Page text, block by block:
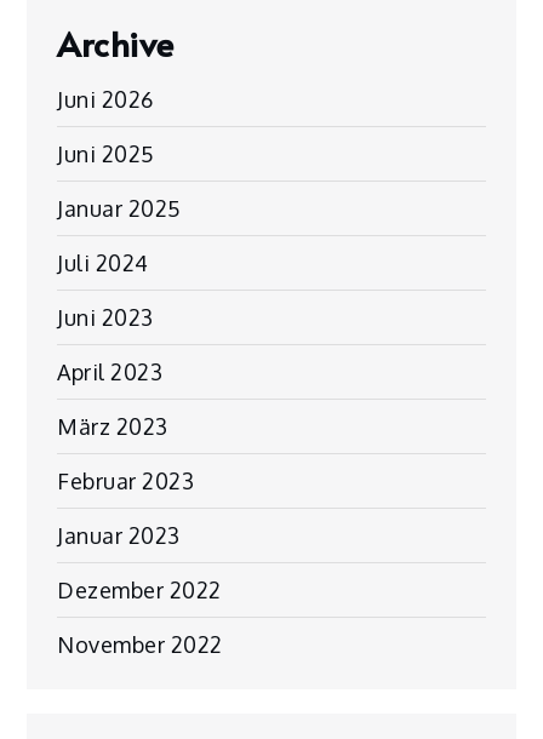
Archive
Juni 2026
Juni 2025
Januar 2025
Juli 2024
Juni 2023
April 2023
März 2023
Februar 2023
Januar 2023
Dezember 2022
November 2022